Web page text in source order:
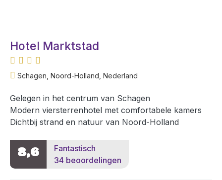
Hotel Marktstad
Schagen, Noord-Holland, Nederland
Gelegen in het centrum van Schagen
Modern viersterrenhotel met comfortabele kamers
Dichtbij strand en natuur van Noord-Holland
8,6
Fantastisch
34 beoordelingen